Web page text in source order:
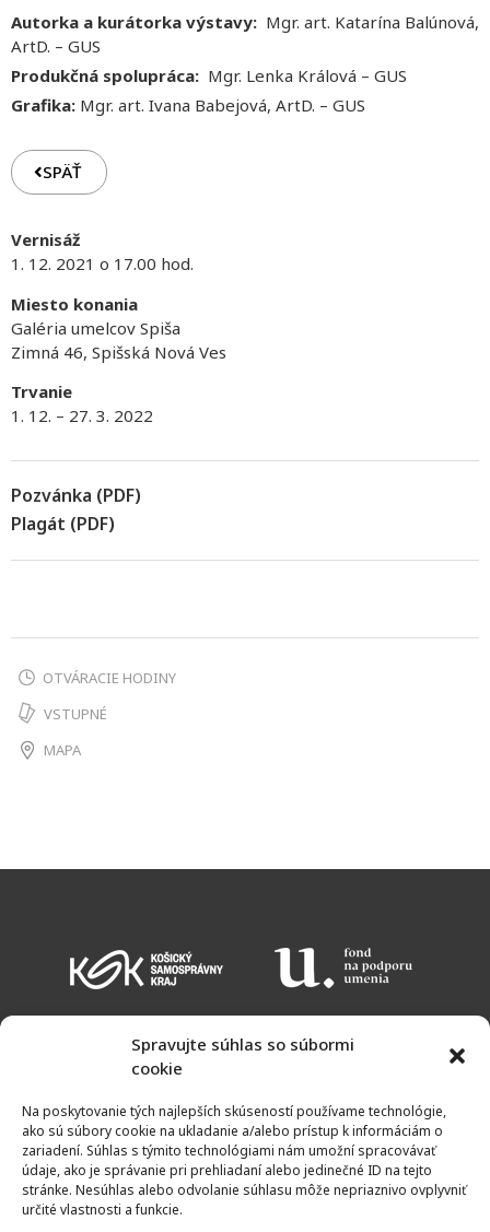
Spravujte súhlas so súbormi
cookie
Na poskytovanie tých najlepších skúseností používame technológie,
ako sú súbory cookie na ukladanie a/alebo prístup k informáciám o
zariadení. Súhlas s týmito technológiami nám umožní spracovávať
údaje, ako je správanie pri prehliadaní alebo jedinečné ID na tejto
stránke. Nesúhlas alebo odvolanie súhlasu môže nepriaznivo ovplyvniť
určité vlastnosti a funkcie.
Autorka a kurátorka výstavy: Mgr. art. Katarína Balúnová,
ArtD. – GUS
Produkčná spolupráca: Mgr. Lenka Králová – GUS
Grafika: Mgr. art. Ivana Babejová, ArtD. – GUS
SPÄŤ
Vernisáž
1. 12. 2021 o 17.00 hod.
Miesto konania
Galéria umelcov Spiša
Zimná 46, Spišská Nová Ves
Trvanie
1. 12. – 27. 3. 2022
Pozvánka (PDF)
Plagát (PDF)
OTVÁRACIE HODINY
VSTUPNÉ
MAPA
KALENDÁR PODUJATÍ
NEWSLETTER